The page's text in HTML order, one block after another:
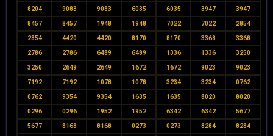
8204 9083 9083 6035 6035 3947 3947
8457 8457 1948 1948 7022 7022 2854
2854 4420 4420 8170 8170 3368 3368
2786 2786 6489 6489 1336 1336 3250
3250 2649 2649 1672 1672 9023 9023
7192 7192 1078 1078 3234 3234 0762
0762 9354 9354 1635 1635 8020 8020
0296 0296 1952 1952 6342 6342 5677
5677 8168 8168 0273 0273 8284 8284